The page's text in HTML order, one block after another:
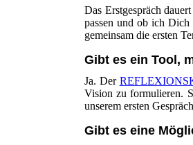
Das Erstgespräch
passen und ob ich
gemeinsam die ersten
Gibt es ein Tool,
Ja. Der
Vision zu formulieren.
unserem ersten
Gibt es eine